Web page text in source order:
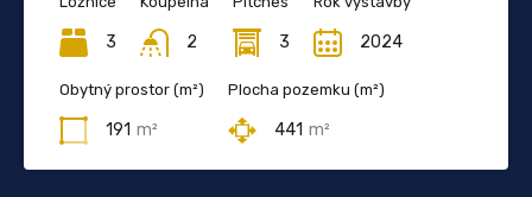
3 2 3 2024
Obytný prostor (m²)
191 m²
Plocha pozemku (m²)
441 m²